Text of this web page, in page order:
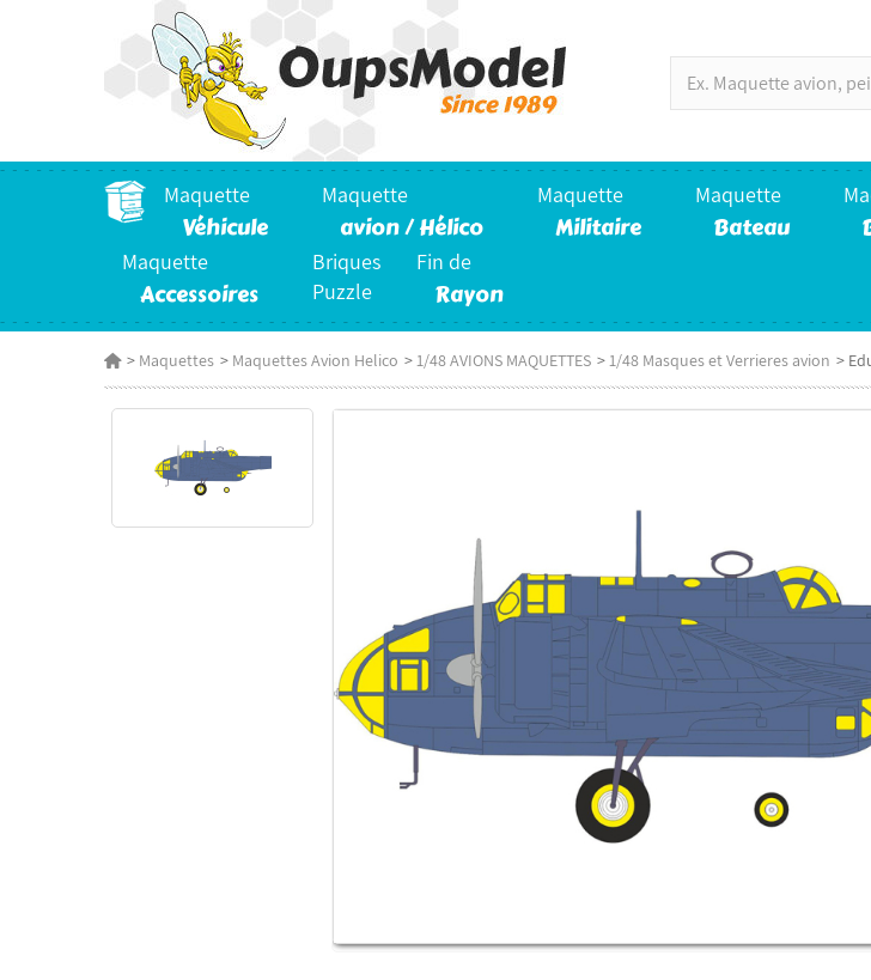
Maquette
Véhicule
Maquette
avion / Hélico
Maquette
Militaire
Maquette
Bateau
Maquette
Accessoires
Briques
Puzzle
Fin de
Rayon
> Maquettes > Maquettes Avion Helico >1/48 AVIONS MAQUETTES >1/48 Masques et Verrieres avion >